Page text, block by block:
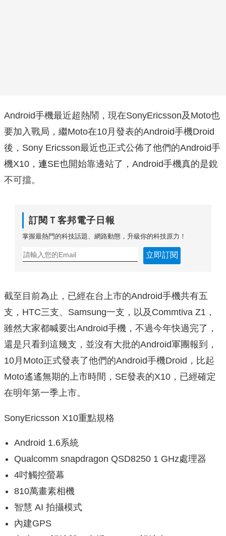
Android手機最近超熱鬧，現在SonyEricsson及Moto也
要加入戰局，繼Moto在10月發表的Android手機Droid
後，Sony Ericsson最近也正式公佈了他們的Android手
機X10， 連SE也開始靠邊站了，Android手機真的是銳
不可擋。
訂閱Ｔ客邦電子日報
掌握最熱門的科技話題、網路動態，升級你的科技原力！
立即訂閱
截至目前為止，已經在台上市的Android手機共有五
支，HTC三支、Samsung一支，以及Commtiva Z1，
雖然大家都喊要出Android手機，不過今年快過完了，
還是只看到這幾支，並沒有大批的Android軍團報到，
10月Moto正式發表了他們的Android手機Droid，比起
Moto遙遙無期的上市時間，SE發表的X10，已經確定
在明年第一季上市。
SonyEricsson X10重點規格
Android 1.6系統
Qualcomm snapdragon QSD8250 1 GHz處理器
4吋觸控螢幕
810萬畫素相機
智慧 AI 拍攝模式
內建GPS